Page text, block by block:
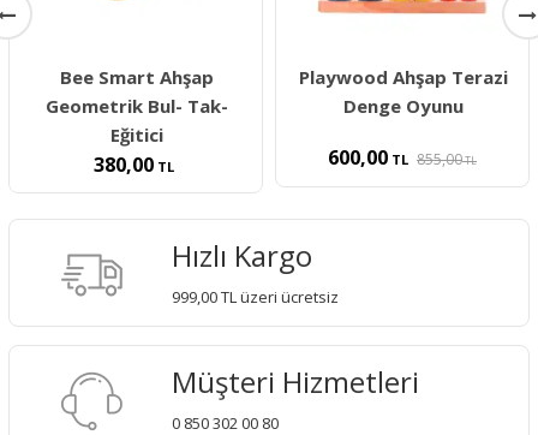
Bee Smart Ahşap
Geometrik Bul- Tak-
Eğitici
380,00 TL
Playwood Ahşap Terazi
Denge Oyunu
600,00 TL 855,00TL
Hızlı Kargo
999,00 TL üzeri ücretsiz
Müşteri Hizmetleri
0 850 302 00 80